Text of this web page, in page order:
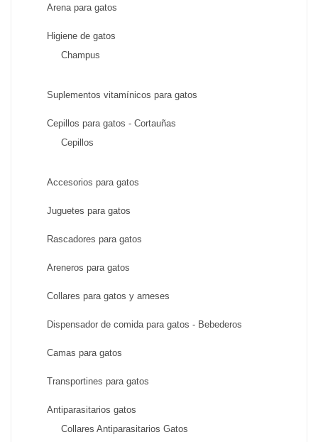
Arena para gatos
Higiene de gatos
Champus
Suplementos vitamínicos para gatos
Cepillos para gatos - Cortauñas
Cepillos
Accesorios para gatos
Juguetes para gatos
Rascadores para gatos
Areneros para gatos
Collares para gatos y arneses
Dispensador de comida para gatos - Bebederos
Camas para gatos
Transportines para gatos
Antiparasitarios gatos
Collares Antiparasitarios Gatos